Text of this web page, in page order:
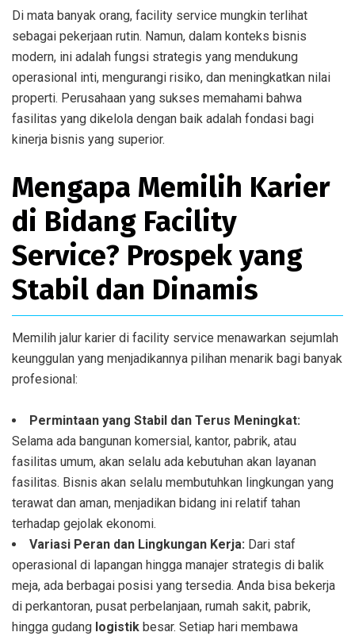
Di mata banyak orang, facility service mungkin terlihat
sebagai pekerjaan rutin. Namun, dalam konteks bisnis
modern, ini adalah fungsi strategis yang mendukung
operasional inti, mengurangi risiko, dan meningkatkan nilai
properti. Perusahaan yang sukses memahami bahwa
fasilitas yang dikelola dengan baik adalah fondasi bagi
kinerja bisnis yang superior.
Mengapa Memilih Karier
di Bidang Facility
Service? Prospek yang
Stabil dan Dinamis
Memilih jalur karier di facility service menawarkan sejumlah
keunggulan yang menjadikannya pilihan menarik bagi banyak
profesional:
Permintaan yang Stabil dan Terus Meningkat:
Selama ada bangunan komersial, kantor, pabrik, atau
fasilitas umum, akan selalu ada kebutuhan akan layanan
fasilitas. Bisnis akan selalu membutuhkan lingkungan yang
terawat dan aman, menjadikan bidang ini relatif tahan
terhadap gejolak ekonomi.
Variasi Peran dan Lingkungan Kerja: Dari staf
operasional di lapangan hingga manajer strategis di balik
meja, ada berbagai posisi yang tersedia. Anda bisa bekerja
di perkantoran, pusat perbelanjaan, rumah sakit, pabrik,
hingga gudang logistik besar. Setiap hari membawa